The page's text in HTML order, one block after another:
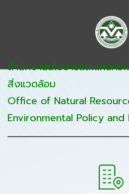
สำนักงานนโยบายและแผนทรั
สิ่งแวดล้อม
Office of Natural
Environmental Policy and